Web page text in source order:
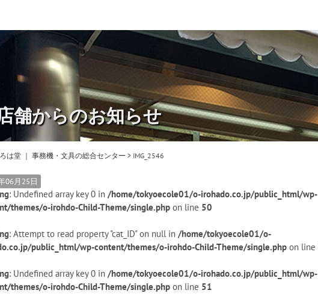
舗からのお知らせ
は堂 ｜ 事務機・文具の総合センター > IMG_2546
06月25日
: Undefined array key 0 in /home/tokyoecole01/o-irohado.co.jp/public_html/wp-
themes/o-irohdo-Child-Theme/single.php on line 50
: Attempt to read property "cat_ID" on null in /home/tokyoecole01/o-
public_html/wp-content/themes/o-irohdo-Child-Theme/single.php on line
: Undefined array key 0 in /home/tokyoecole01/o-irohado.co.jp/public_html/wp-
themes/o-irohdo-Child-Theme/single.php on line 51